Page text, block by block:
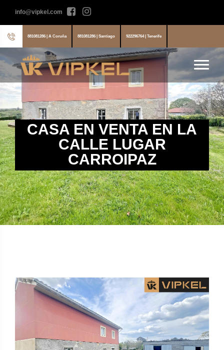
info@vipkel.com
881081286 | A Coruña 881081286 | Santiago 922296764 | Tenerife
CASA EN VENTA EN LA
CALLE LUGAR
CARROIPAZ